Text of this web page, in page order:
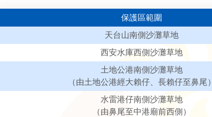
保護區範圍
天台山南側沙灘草地
西安水庫西側沙灘草地
土地公港南側沙灘草地
（由土地公港經大賴仔、長賴仔至鼻尾）
水雷港仔南側沙灘草地
（由鼻尾至中港廟前西側）